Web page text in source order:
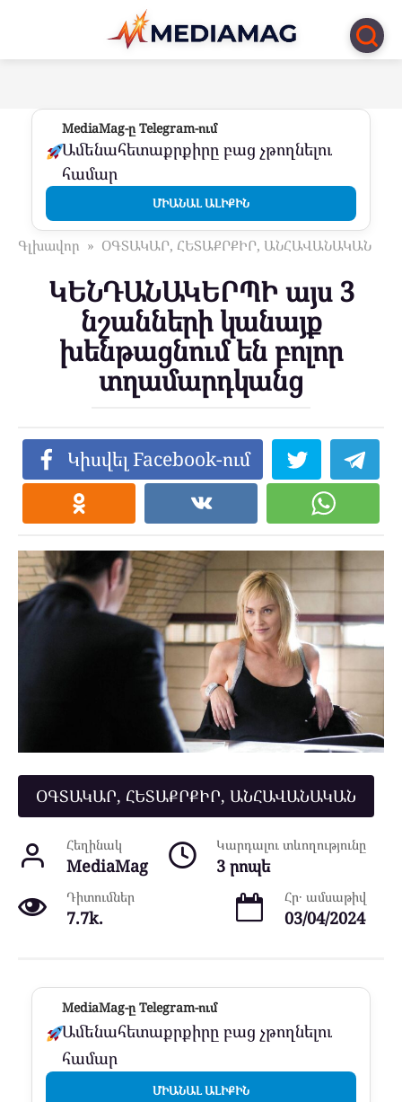
Перейти
контенту
MediaMag-ը Telegram-ում
Ամենահետաքրքիրը բաց չթողնելու
համար
ՄԻԱՆԱԼ ԱԼԻՔԻՆ
Գլխավոր » ՕԳՏԱԿԱՐ, ՀԵՏԱՔՐՔԻՐ, ԱՆՀԱՎԱՆԱԿԱՆ
ԿԵՆԴԱՆԱԿԵՐՊԻ այս 3
նշանների կանայք
խենթացնում են բոլոր
տղամարդկանց
Կիսվել Facebook-ում
ՕԳՏԱԿԱՐ, ՀԵՏԱՔՐՔԻՐ, ԱՆՀԱՎԱՆԱԿԱՆ
Հեղինակ
MediaMag
Կարդալու տևողությունը
3 րոպե
Դիտումներ
7.7k.
Հր․ ամսաթիվ
03/04/2024
MediaMag-ը Telegram-ում
Ամենահետաքրքիրը բաց չթողնելու
համար
ՄԻԱՆԱԼ ԱԼԻՔԻՆ